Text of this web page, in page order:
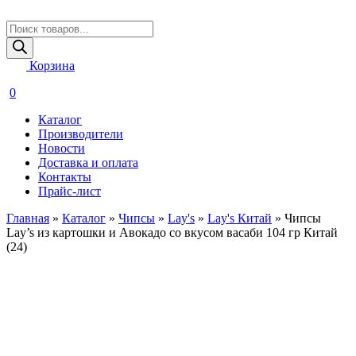
Поиск
товаров
Корзина
0
Каталог
Производители
Новости
Доставка и оплата
Контакты
Прайс-лист
Главная » Каталог » Чипсы » Lay's » Lay's Китай » Чипсы
Lay’s из картошки и Авокадо со вкусом васаби 104 гр Китай
(24)